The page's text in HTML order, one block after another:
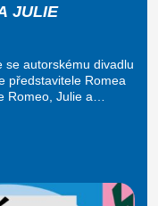
JULIE
se autorskému divadlu
představitele Romea
Romeo, Julie a…